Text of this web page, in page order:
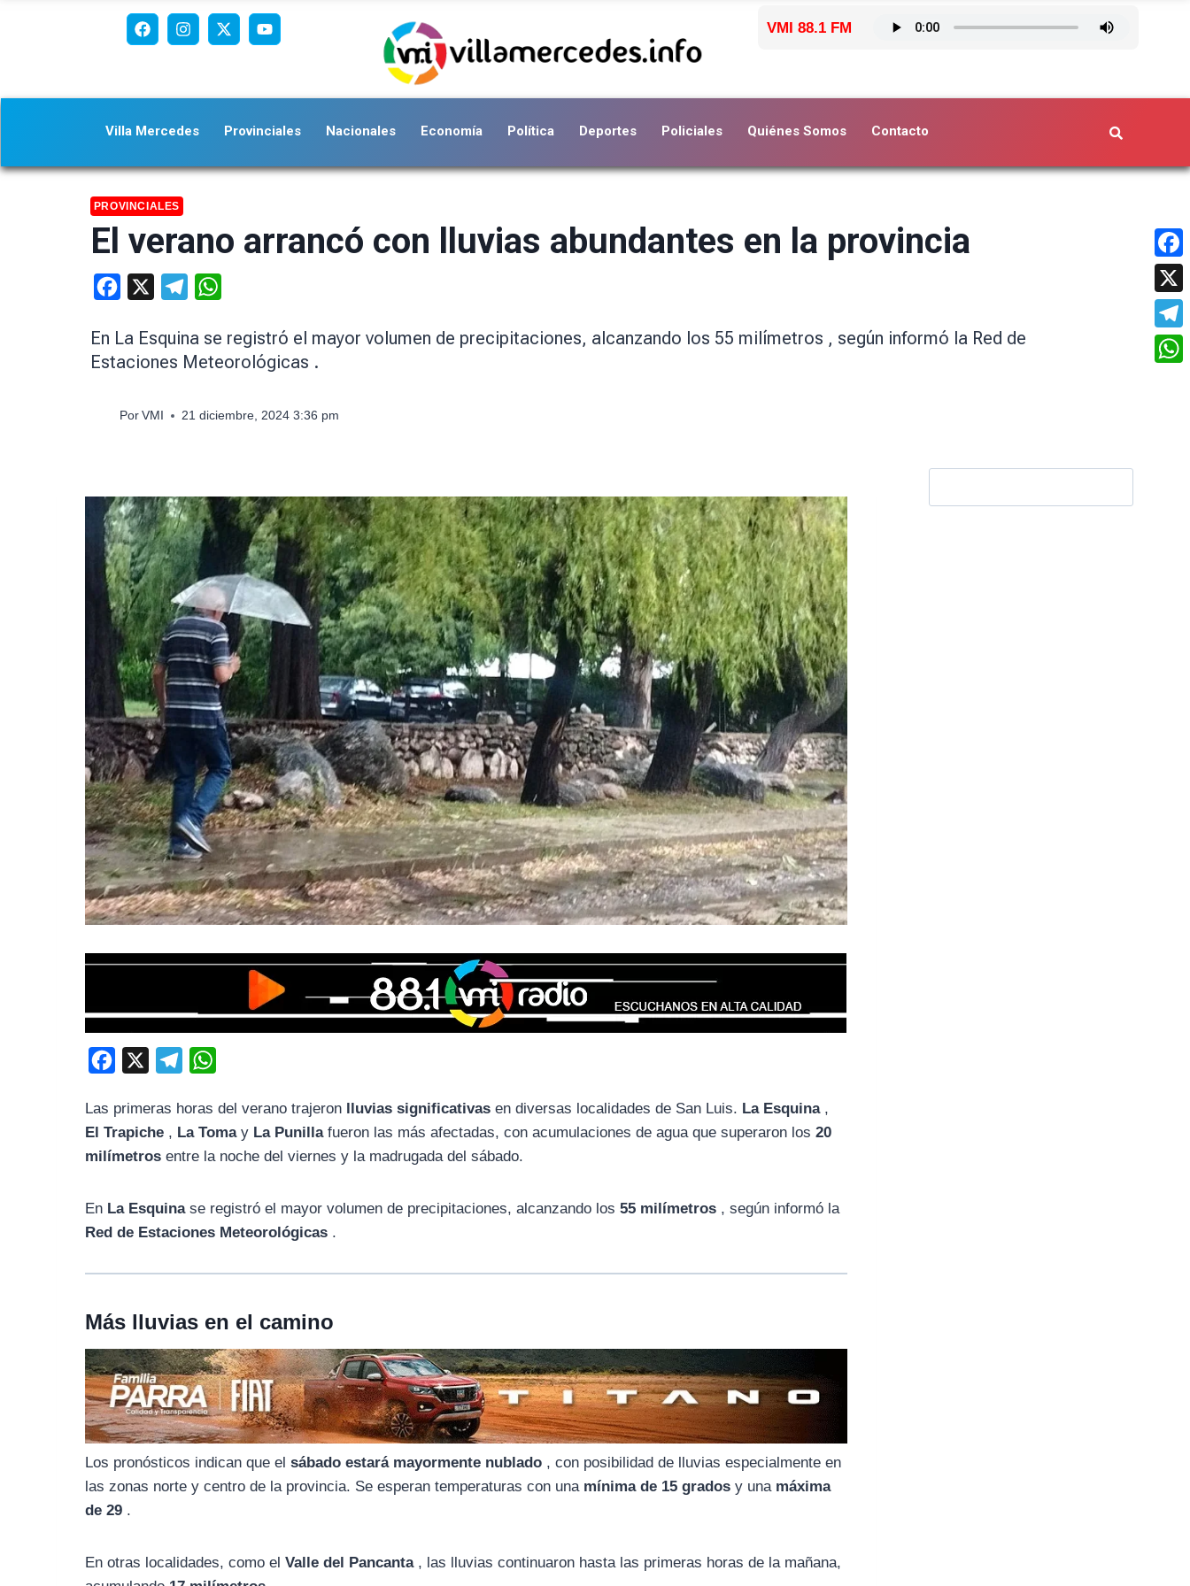
VMI 88.1 FM
Villa Mercedes Provinciales Nacionales Economía Política Deportes Policiales Quiénes Somos Contacto
PROVINCIALES
El verano arrancó con lluvias abundantes en la provincia
Facebook Telegram
En La Esquina se registró el mayor volumen de precipitaciones, alcanzando los 55 milímetros , según informó la Red de
Estaciones Meteorológicas .
Por VMI 21 diciembre, 2024 3:36 pm
c
e
b
l
e
g
a
t
s
p
Las primeras horas del verano trajeron lluvias significativas en diversas localidades de San Luis. La Esquina,
El Trapiche , La Tomay La Punillafueron las más afectadas, con acumulaciones de agua que superaron los20
milímetros entre la noche del viernes y la madrugada del sábado.
En La Esquinase registró el mayor volumen de precipitaciones, alcanzando los55 milímetros , según informó la
Red de Estaciones Meteorológicas .
Más lluvias en el camino
Los pronósticos indican que elsábado estará mayormente nublado , con posibilidad de lluvias especialmente en
las zonas norte y centro de la provincia. Se esperan temperaturas con una mínima de 15 grados y una máxima
de 29 .
En otras localidades, como elValle del Pancanta, las lluvias continuaron hasta las primeras horas de la mañana,
X